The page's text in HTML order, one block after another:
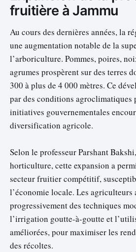
fruitière à Jammu
Au cours des dernières années, la
une augmentation notable de la
l’arboriculture. Pommes, poires,
agrumes prospèrent sur des terres
300 à plus de 4 000 mètres. Ce
par des conditions agroclimatiques
initiatives gouvernementales
diversification agricole.
Selon le professeur Parshant
horticulture, cette expansion a
secteur fruitier compétitif,
l’économie locale. Les agriculteurs
progressivement des techniques
l’irrigation goutte-à-goutte et
améliorées, pour maximiser les
des récoltes.